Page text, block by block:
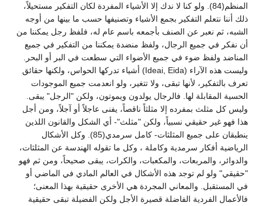
المنظم(84). ولو كنا لا ندك إلا الأشياء المفردة لكان التفكير مستحيلاً،
ذلك أننا نتعلم التفكير بجمع الأشياء وتصنيفها حسب ما بينها من أوجه
الشبه، ثم نعبر عن الصنف بأجمعه باسم عام له، فلفظ رجل يمكننا من
أن نفكر في جميع الرجال، ولفظ منضدة يمكننا من التفكير في جميع
المناضد ولفظ ضوء في جميع الأضواء التي سطعت في البر أو البحر.
وليست هذه الآراء (Ideai, Eida) أشياء تدركها الحواس، ولكنها حقائق
تعرف بالتفكير، لأنها تبقى، ولا تتغير، ولو انعدمت جميع الموجودات
الحسية المقابلة لها. فالرجال يولدون ويموتون، ولكن "الرجل" يبقى.
وليس كل مثلث بمفرده إلا مثلثاً ناقصاً، يفنى عاجلاً أو آجلاً، ومن أجل
هذا فهو غير حقيقي نسبياً، ولكن "مثلث"- أي الشكل والقانون اللذين
ينطبقان على جميع المثلثات- كامل سرمدي(85). وكل الأشكال
الرياضية أفكار سرمدية وكاملة ، وكل ما تقوله الهندسة عن المثلثات،
والدوائر، والمربعات، والمكعبات، والكرات، يبقى صحيحاً، ومن ثم فهو
"حقيقي" ولو لم توجد هذه الأشكال في العالم المادي في الماضي أو
في المستقبل. والمعاني المجردة هي الأخرى حقيقية بهذا المعنى؛
فالأعمال الفردية الفاضلة قصيرة الأجل ولكن الفضيلة تبقى حقيقية